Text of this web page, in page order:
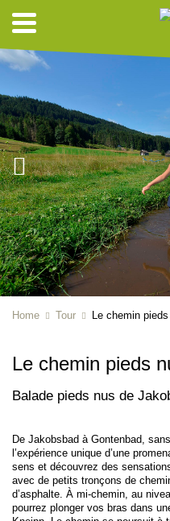
Home Tour Le chemin
Le chemin pieds
Balade pieds nus de
De Jakobsbad à Gontenbad,
l’expérience unique d’une
sens et découvrez des
avec de petits tronçons de
d’asphalte. À mi-chemin, au
pourrez plonger vos bras dans